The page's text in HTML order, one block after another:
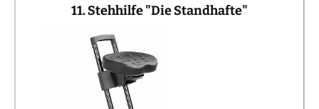
11. Stehhilfe "Die Standhafte"